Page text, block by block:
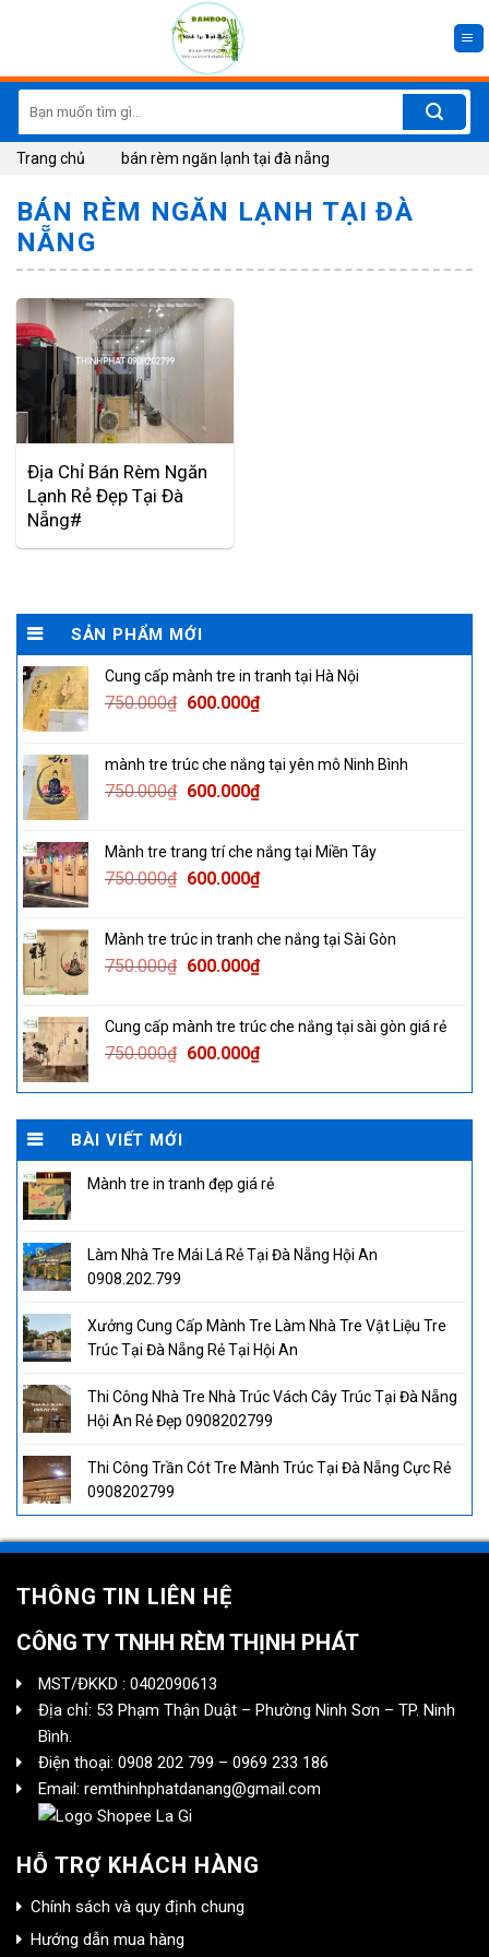
for:
Trang chủ bán rèm ngăn lạnh tại đà nẵng
BÁN RÈM NGĂN LẠNH TẠI ĐÀ
NẴNG
Địa Chỉ Bán Rèm Ngăn
Lạnh Rẻ Đẹp Tại Đà
Nẵng#
SẢN PHẨM MỚI
Cung cấp mành tre in tranh tại Hà Nội
750.000₫ Original
750.000₫.
600.000₫Current
600.000₫.
mành tre trúc che nắng tại yên mô Ninh Bình
750.000₫ Original
750.000₫.
600.000₫Current
600.000₫.
Mành tre trang trí che nắng tại Miền Tây
750.000₫ Original
750.000₫.
600.000₫Current
600.000₫.
Mành tre trúc in tranh che nắng tại Sài Gòn
750.000₫ Original
750.000₫.
600.000₫Current
600.000₫.
Cung cấp mành tre trúc che nắng tại sài gòn giá rẻ
750.000₫ Original
was:
750.000₫.
600.000₫Current
is:
600.000₫.
BÀI VIẾT MỚI
Mành tre in tranh đẹp giá rẻ
Làm Nhà Tre Mái Lá Rẻ Tại Đà Nẵng Hội An
0908.202.799
Xưởng Cung Cấp Mành Tre Làm Nhà Tre Vật Liệu Tre
Trúc Tại Đà Nẵng Rẻ Tại Hội An
Thi Công Nhà Tre Nhà Trúc Vách Cây Trúc Tại Đà Nẵng
Hội An Rẻ Đẹp 0908202799
Thi Công Trần Cót Tre Mành Trúc Tại Đà Nẵng Cực Rẻ
0908202799
THÔNG TIN LIÊN HỆ
CÔNG TY TNHH RÈM THỊNH PHÁT
MST/ĐKKD : 0402090613
Địa chỉ: 53 Phạm Thận Duật – Phường Ninh Sơn – TP. Ninh
Bình.
Điện thoại: 0908 202 799 – 0969 233 186
Email: remthinhphatdanang@gmail.com
HỖ TRỢ KHÁCH HÀNG
Chính sách và quy định chung
Hướng dẫn mua hàng